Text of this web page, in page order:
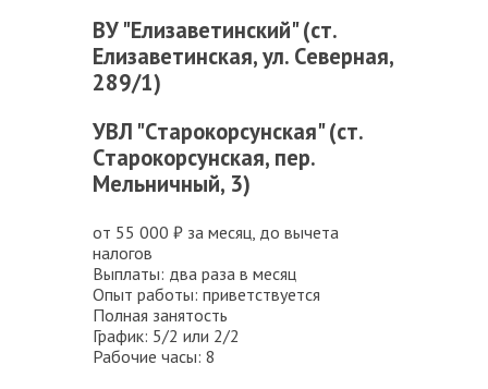
ВУ "Елизаветинский"(ст.
Елизаветинская, ул. Северная,
289/1)
УВЛ "Старокорсунская" (ст.
Старокорсунская, пер.
Мельничный, 3)
от 55 000 ₽ за месяц, до вычета
налогов
Выплаты: два раза в месяц
Опыт работы: приветствуется
Полная занятость
График: 5/2 или 2/2
Рабочие часы: 8